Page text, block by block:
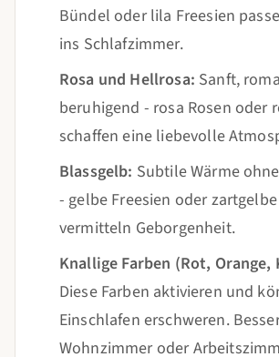
Bündel oder lila Freesien
ins Schlafzimmer.
Rosa und Hellrosa: Sanft,
beruhigend - rosa Rosen oder
schaffen eine liebevolle
Blassgelb: Subtile Wärme
- gelbe Freesien oder
vermitteln Geborgenheit.
Knallige Farben (Rot,
Diese Farben aktivieren und
Einschlafen erschweren.
Wohnzimmer oder